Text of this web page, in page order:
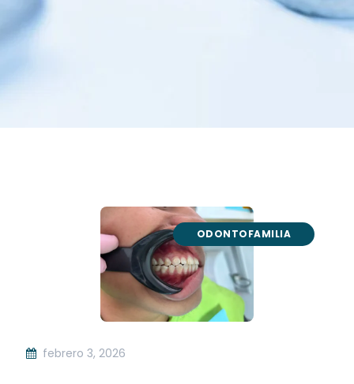
ODONTOFAMILIA
febrero 3, 2026